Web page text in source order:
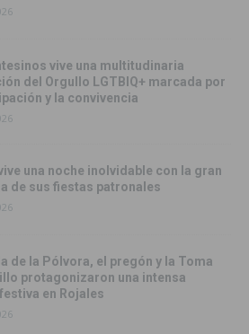
vive una multitudinaria
del Orgullo LGTBIQ+ marcada por
y la convivencia
una noche inolvidable con la gran
de sus fiestas patronales
de la Pólvora, el pregón y la Toma
protagonizaron una intensa
en Rojales